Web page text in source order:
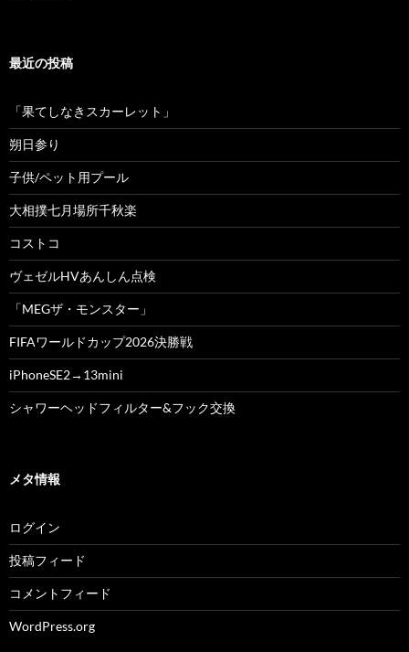
最近の投稿
「果てしなきスカーレット」
朔日参り
子供/ペット用プール
大相撲七月場所千秋楽
コストコ
ヴェゼルHVあんしん点検
「MEGザ・モンスター」
FIFAワールドカップ2026決勝戦
iPhoneSE2→13mini
シャワーヘッドフィルター&フック交換
メタ情報
ログイン
投稿フィード
コメントフィード
WordPress.org